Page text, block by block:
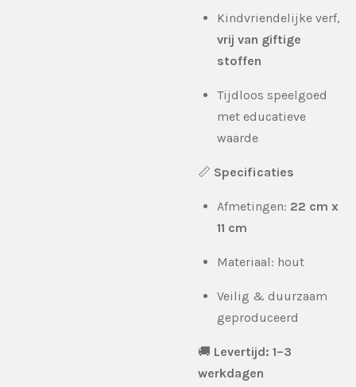
Kindvriendelijke verf,
vrij van giftige
stoffen
Tijdloos speelgoed
met educatieve
waarde
📏 Specificaties
Afmetingen: 22 cm x
11 cm
Materiaal: hout
Veilig & duurzaam
geproduceerd
🚚 Levertijd: 1–3
werkdagen